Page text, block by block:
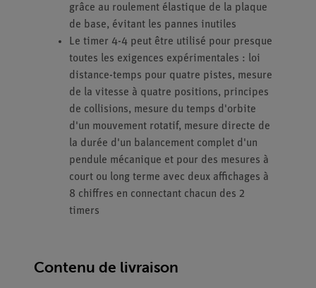
grâce au roulement élastique de la plaque
de base, évitant les pannes inutiles
Le timer 4-4 peut être utilisé pour presque
toutes les exigences expérimentales : loi
distance-temps pour quatre pistes, mesure
de la vitesse à quatre positions, principes
de collisions, mesure du temps d'orbite
d'un mouvement rotatif, mesure directe de
la durée d'un balancement complet d'un
pendule mécanique et pour des mesures à
court ou long terme avec deux affichages à
8 chiffres en connectant chacun des 2
timers
Contenu de livraison